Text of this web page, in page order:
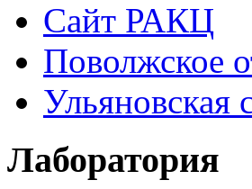
Сайт РАКЦ
Поволжское
Ульяновская
Лаборатория